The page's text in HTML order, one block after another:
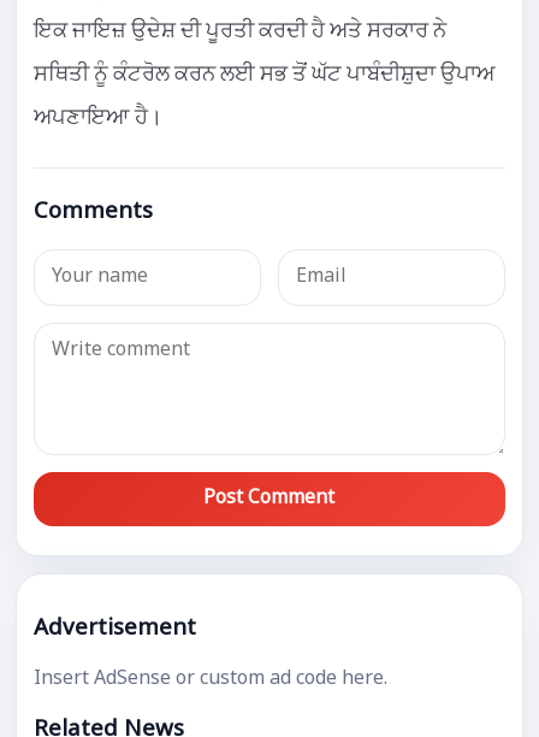
ਇਕ ਜਾਇਜ਼ ਉਦੇਸ਼ ਦੀ ਪੂਰਤੀ ਕਰਦੀ ਹੈ ਅਤੇ ਸਰਕਾਰ ਨੇ
ਸਥਿਤੀ ਨੂੰ ਕੰਟਰੋਲ ਕਰਨ ਲਈ ਸਭ ਤੋਂ ਘੱਟ ਪਾਬੰਦੀਸ਼ੁਦਾ ਉਪਾਅ
ਅਪਣਾਇਆ ਹੈ।
Comments
Post Comment
Advertisement
Insert AdSense or custom ad code here.
Related News